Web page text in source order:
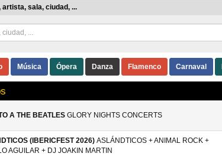
sala, ciudad, ...
Música Ópera Danza Flamenco Carnaval
A THE BEATLES GLORY NIGHTS CONCERTS
(IBERICFEST 2026) ASLÁNDTICOS + ANIMAL ROCK +
AGUILAR + DJ JOAKIN MARTIN